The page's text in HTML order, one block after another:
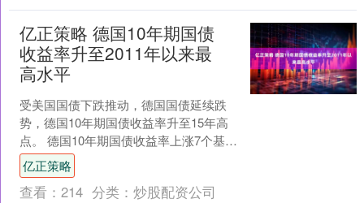
亿正策略 德国10年期国债
收益率升至2011年以来最
高水平
受美国国债下跌推动，德国国债延续跌
势，德国10年期国债收益率升至15年高
点。 德国10年期国债收益率上涨7个基点
至3.03%，而美国同期限国债收益率则飙
升13个....
亿正策略
查看： 214 分类： 炒股配资公司